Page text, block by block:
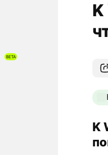
K